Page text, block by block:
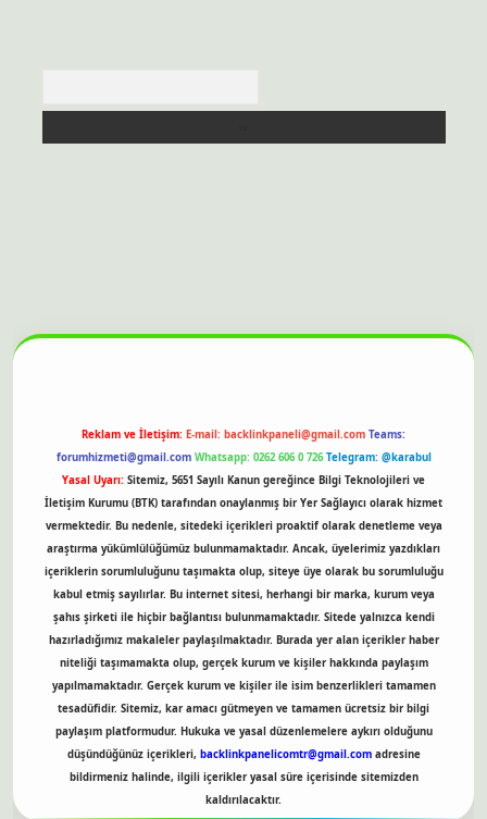
Reklam ve İletişim: E-mail: backlinkpaneli@gmail.com Teams:
forumhizmeti@gmail.com Whatsapp: 0262 606 0 726 Telegram: @karabul
Yasal Uyarı: Sitemiz, 5651 Sayılı Kanun gereğince Bilgi Teknolojileri ve
İletişim Kurumu (BTK) tarafından onaylanmış bir Yer Sağlayıcı olarak hizmet
vermektedir. Bu nedenle, sitedeki içerikleri proaktif olarak denetleme veya
araştırma yükümlülüğümüz bulunmamaktadır. Ancak, üyelerimiz yazdıkları
içeriklerin sorumluluğunu taşımakta olup, siteye üye olarak bu sorumluluğu
kabul etmiş sayılırlar. Bu internet sitesi, herhangi bir marka, kurum veya
şahıs şirketi ile hiçbir bağlantısı bulunmamaktadır. Sitede yalnızca kendi
hazırladığımız makaleler paylaşılmaktadır. Burada yer alan içerikler haber
niteliği taşımamakta olup, gerçek kurum ve kişiler hakkında paylaşım
yapılmamaktadır. Gerçek kurum ve kişiler ile isim benzerlikleri tamamen
tesadüfidir. Sitemiz, kar amacı gütmeyen ve tamamen ücretsiz bir bilgi
paylaşım platformudur. Hukuka ve yasal düzenlemelere aykırı olduğunu
düşündüğünüz içerikleri, backlinkpanelicomtr@gmail.comadresine
bildirmeniz halinde, ilgili içerikler yasal süre içerisinde sitemizden
kaldırılacaktır.